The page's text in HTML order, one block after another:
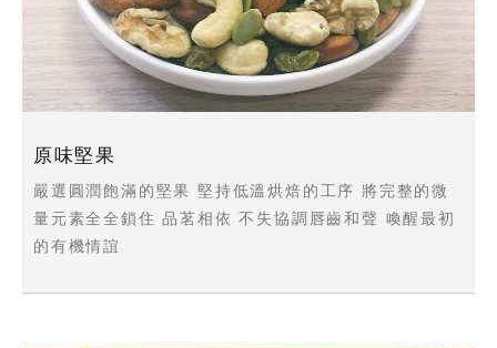
原味堅果
嚴選圓潤飽滿的堅果 堅持低溫烘焙的工序 將完整的微
量元素全全鎖住 品茗相依 不失協調唇齒和聲 喚醒最初
的有機情誼